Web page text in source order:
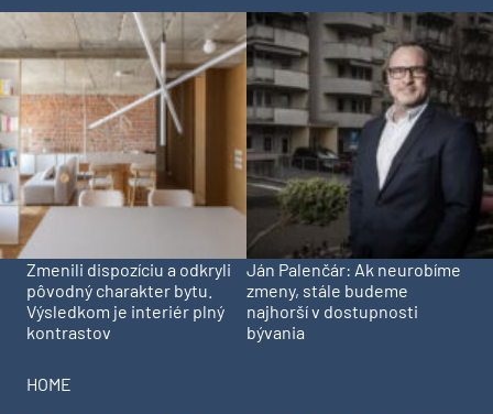
Zmenili dispozíciu a odkryli
pôvodný charakter bytu.
Výsledkom je interiér plný
kontrastov
Ján Palenčár: Ak neurobíme
zmeny, stále budeme
najhorší v dostupnosti
bývania
HOME